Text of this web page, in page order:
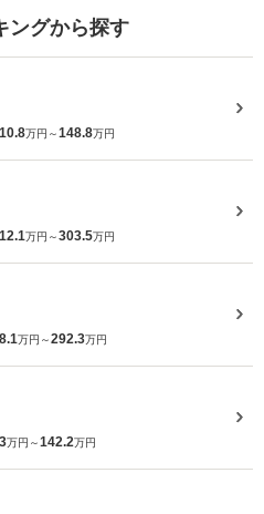
ングから探す
10.8万円～148.8万円
12.1万円～303.5万円
8.1万円～292.3万円
3万円～142.2万円